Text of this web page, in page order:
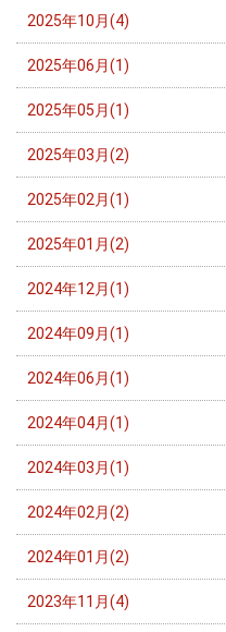
2025年10月(4)
2025年06月(1)
2025年05月(1)
2025年03月(2)
2025年02月(1)
2025年01月(2)
2024年12月(1)
2024年09月(1)
2024年06月(1)
2024年04月(1)
2024年03月(1)
2024年02月(2)
2024年01月(2)
2023年11月(4)